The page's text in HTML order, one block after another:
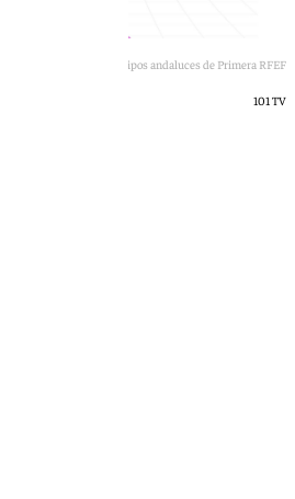
Cuatro equipos andaluces de Primera RFEF
101 TV